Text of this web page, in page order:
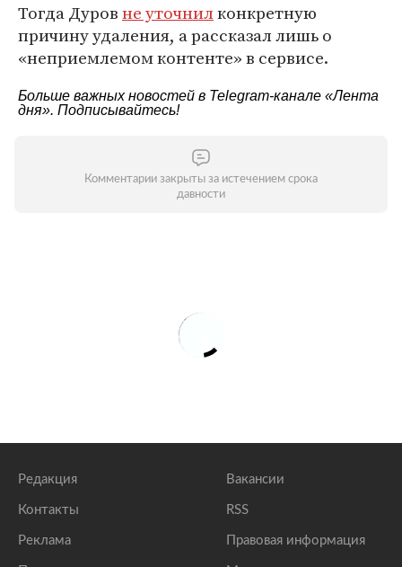
Тогда Дуровне уточнилконкретную
причину удаления, а рассказал лишь о
«неприемлемом контенте» в сервисе.
Больше важных новостей в Telegram-канале «Лента
дня». Подписывайтесь!
Комментарии закрыты за истечением срока
давности
Редакция
Контакты
Реклама
Вакансии
RSS
Правовая информация